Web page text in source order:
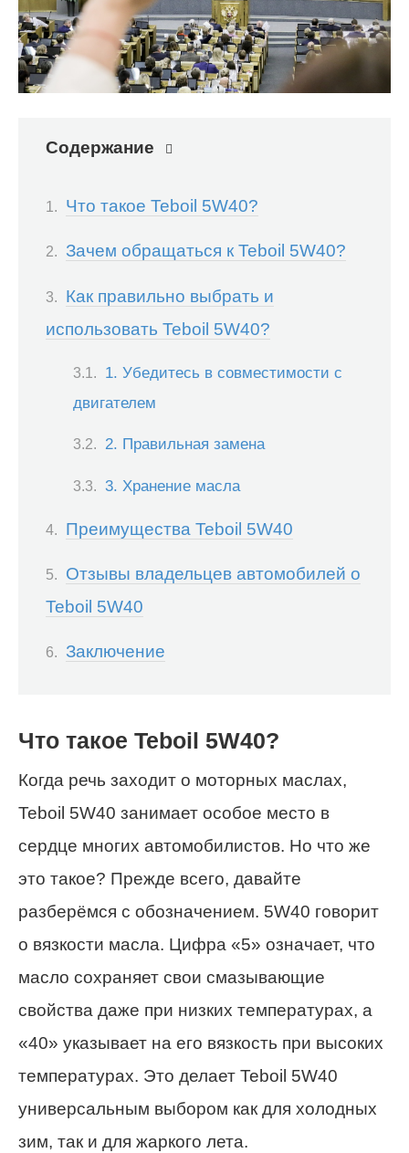
Содержание
Что такое Teboil 5W40?
Зачем обращаться к Teboil 5W40?
Как правильно выбрать и
использовать Teboil 5W40?
1. Убедитесь в совместимости с
двигателем
2. Правильная замена
3. Хранение масла
Преимущества Teboil 5W40
Отзывы владельцев автомобилей о
Teboil 5W40
Заключение
Что такое Teboil 5W40?
Когда речь заходит о моторных маслах,
Teboil 5W40 занимает особое место в
сердце многих автомобилистов. Но что же
это такое? Прежде всего, давайте
разберёмся с обозначением. 5W40 говорит
о вязкости масла. Цифра «5» означает, что
масло сохраняет свои смазывающие
свойства даже при низких температурах, а
«40» указывает на его вязкость при высоких
температурах. Это делает Teboil 5W40
универсальным выбором как для холодных
зим, так и для жаркого лета.